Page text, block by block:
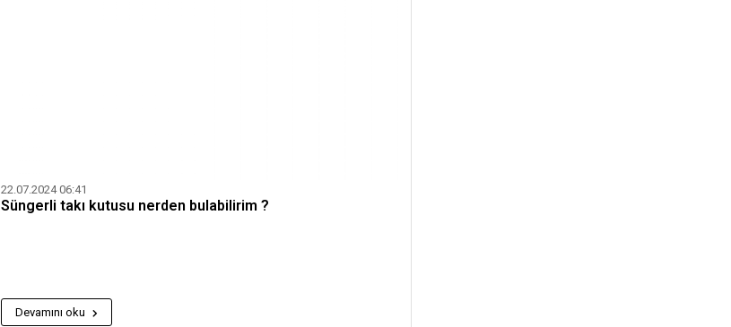
22.07.2024 06:41
Süngerli takı kutusu nerden bulabilirim ?
Devamını oku